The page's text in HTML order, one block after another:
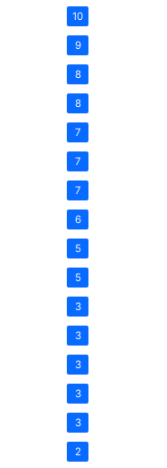
10
9
8
8
7
7
7
6
5
5
3
3
3
3
3
2